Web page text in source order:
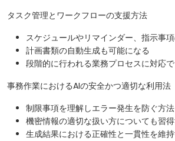
タスク管理とワークフローの支援方法
スケジュールやリマインダー、指示事
計画書類の自動生成も可能になる
段階的に行われる業務プロセスに対応
事務作業におけるAIの安全かつ適切な利用法
制限事項を理解しエラー発生を防ぐ方
機密情報の適切な扱い方についても習
生成結果における正確性と一貫性を維